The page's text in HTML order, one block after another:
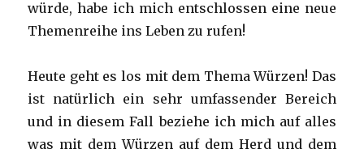
würde, habe ich mich entschlossen eine neue
Themenreihe ins Leben zu rufen!
Heute geht es los mit dem Thema Würzen! Das
ist natürlich ein sehr umfassender Bereich
und in diesem Fall beziehe ich mich auf alles
was mit dem Würzen auf dem Herd und dem